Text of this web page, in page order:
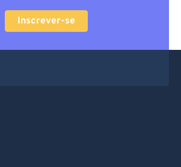
Inscrever-se